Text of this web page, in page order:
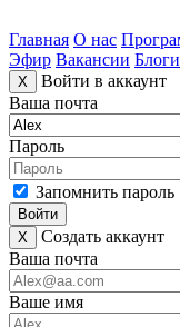
Главная О нас
Эфир Вакансии Блоги
X
Войти в аккаунт
Ваша почта
Пароль
Запомнить пароль
Войти
X
Создать аккаунт
Ваша почта
Ваше имя